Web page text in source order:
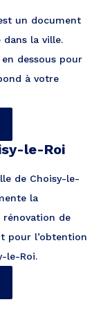
un document
la ville.
dessous pour
à votre
le-Roi
de Choisy-le-
la
rénovation de
pour l’obtention
le-Roi.